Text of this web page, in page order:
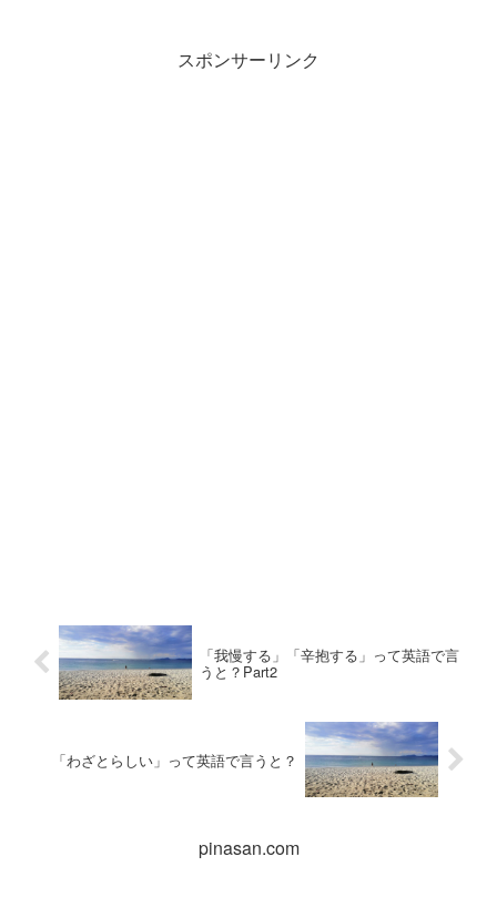
スポンサーリンク
「我慢する」「辛抱する」って英語で言
うと？Part2
「わざとらしい」って英語で言うと？
pinasan.com